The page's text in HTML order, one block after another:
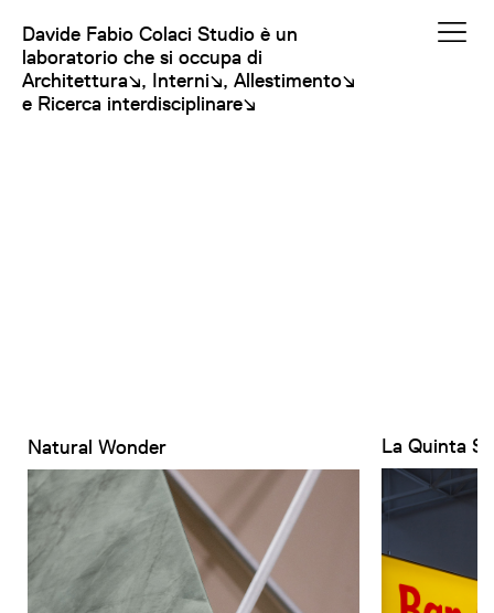
Davide Fabio Colaci Studio è un
laboratorio che si occupa di
Architettura↘, Interni↘, Allestimento↘
e Ricerca interdisciplinare↘
Natural Wonder La Quinta